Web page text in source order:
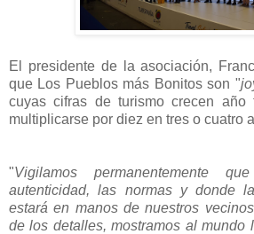
El presidente de la asociación,
que Los Pueblos más Bonitos son "
cuyas cifras de turismo crecen año
multiplicarse por diez en tres o cuatro
"Vigilamos permanentemente
autenticidad, las normas y donde
estará en manos de nuestros
de los detalles, mostramos al mundo